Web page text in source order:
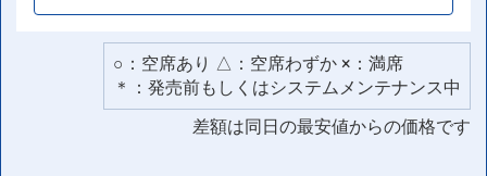
○：空席あり △：空席わずか ×：満席
＊：発売前もしくはシステムメンテナンス中
差額は同日の最安値からの価格です